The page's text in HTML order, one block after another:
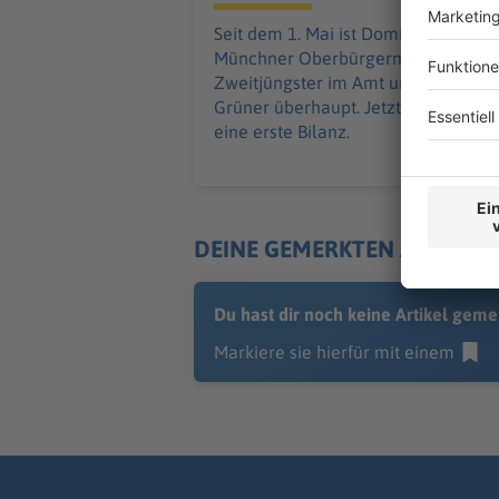
Seit dem 1. Mai ist Dominik Krause
Münchner Oberbürgermeister – als
Zweitjüngster im Amt und als erster
Grüner überhaupt. Jetzt zieht er
eine erste Bilanz.
DEINE GEMERKTEN ARTIKEL
Du hast dir noch keine Artikel
Markiere sie hierfür mit einem